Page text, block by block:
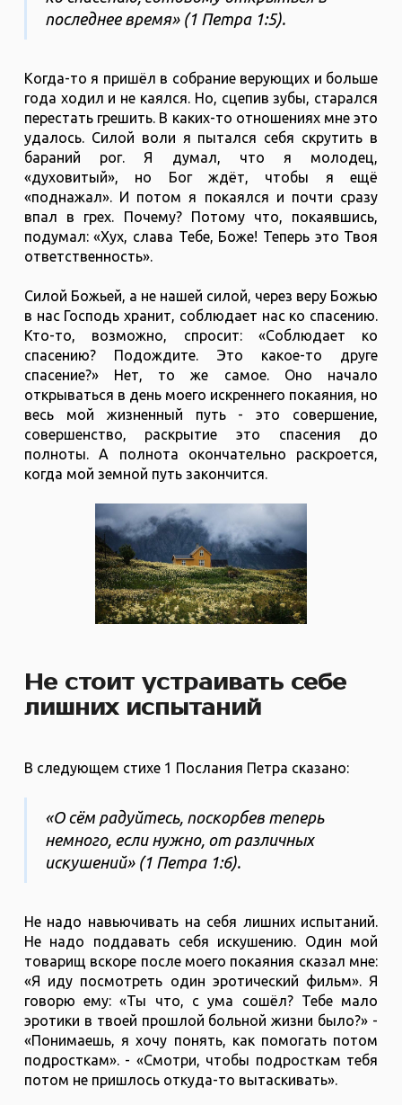
последнее время» (1 Петра 1:5).
Когда-то я пришёл в собрание верующих и больше
года ходил и не каялся. Но, сцепив зубы, старался
перестать грешить. В каких-то отношениях мне это
удалось. Силой воли я пытался себя скрутить в
бараний рог. Я думал, что я молодец,
«духовитый», но Бог ждёт, чтобы я ещё
«поднажал». И потом я покаялся и почти сразу
впал в грех. Почему? Потому что, покаявшись,
подумал: «Хух, слава Тебе, Боже! Теперь это Твоя
ответственность».
Силой Божьей, а не нашей силой, через веру Божью
в нас Господь хранит, соблюдает нас ко спасению.
Кто-то, возможно, спросит: «Соблюдает ко
спасению? Подождите. Это какое-то друге
спасение?» Нет, то же самое. Оно начало
открываться в день моего искреннего покаяния, но
весь мой жизненный путь - это совершение,
совершенство, раскрытие это спасения до
полноты. А полнота окончательно раскроется,
когда мой земной путь закончится.
Не стоит устраивать себе
лишних испытаний
В следующем стихе 1 Послания Петра сказано:
«О сём радуйтесь, поскорбев теперь
немного, если нужно, от различных
искушений» (1 Петра 1:6).
Не надо навьючивать на себя лишних испытаний.
Не надо поддавать себя искушению. Один мой
товарищ вскоре после моего покаяния сказал мне:
«Я иду посмотреть один эротический фильм». Я
говорю ему: «Ты что, с ума сошёл? Тебе мало
эротики в твоей прошлой больной жизни было?» -
«Понимаешь, я хочу понять, как помогать потом
подросткам». - «Смотри, чтобы подросткам тебя
потом не пришлось откуда-то вытаскивать».